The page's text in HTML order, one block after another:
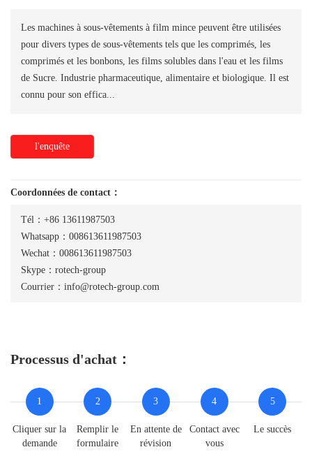
Les machines à sous-vêtements à film mince peuvent être utilisées
pour divers types de sous-vêtements tels que les comprimés, les
comprimés et les bonbons, les films solubles dans l'eau et les films
de Sucre. Industrie pharmaceutique, alimentaire et biologique. Il est
connu pour son effica...
l'enquête
Coordonnées de contact：
Tél：+86 13611987503
Whatsapp：008613611987503
Wechat：008613611987503
Skype：rotech-group
Courrier：info@rotech-group.com
Processus d'achat：
1
Cliquer sur la
demande
2
Remplir le
formulaire
3
En attente de
révision
4
Contact avec
vous
5
Le succès